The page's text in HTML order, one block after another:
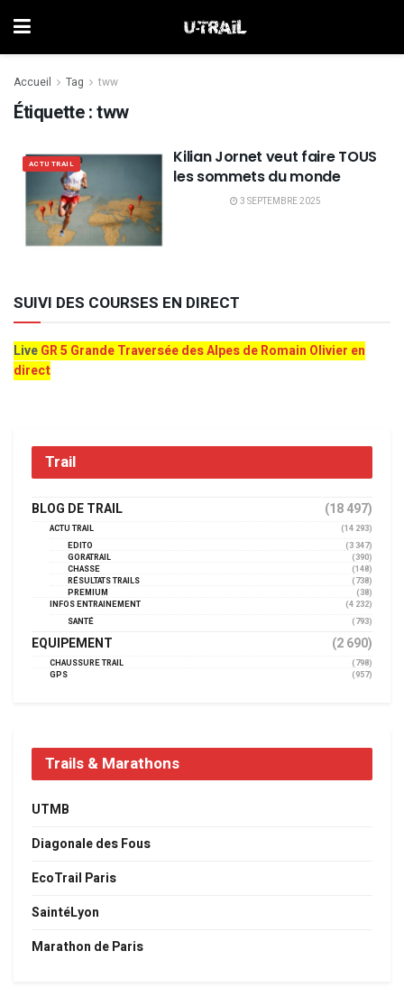
Accueil Tag tww
Étiquette :tww
ACTU TRAIL
Kilian Jornet veut faire TOUS
les sommets du monde
3 SEPTEMBRE 2025
SUIVI DES COURSES EN DIRECT
LiveGR 5 Grande Traversée des Alpes de Romain Olivier en
direct
Trail
BLOG DE TRAIL (18 497)
ACTU TRAIL
(14 293)
EDITO
(3 347)
GORATRAIL
(390)
CHASSE
(148)
RÉSULTATS TRAILS
(738)
PREMIUM
(38)
INFOS ENTRAINEMENT
(4 232)
SANTÉ
(793)
EQUIPEMENT (2 690)
CHAUSSURE TRAIL
(798)
GPS
(957)
Trails & Marathons
UTMB
Diagonale des Fous
EcoTrail Paris
SaintéLyon
Marathon de Paris